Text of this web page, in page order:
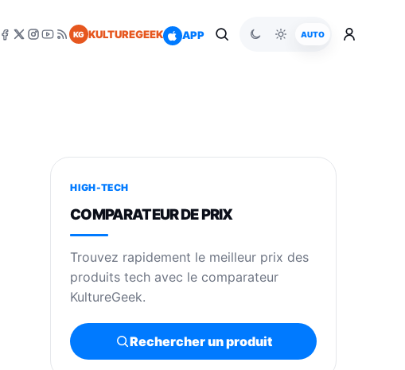
KG KULTUREGEEK APP AUTO
HIGH-TECH
COMPARATEUR DE PRIX
Trouvez rapidement le meilleur prix des
produits tech avec le comparateur
KultureGeek.
Rechercher un produit